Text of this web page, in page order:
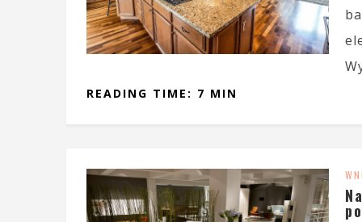
READING TIME: 7 MIN